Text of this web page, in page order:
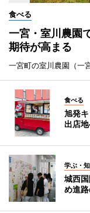
食べる
一宮・室川農園
期待が高まる
一宮町の室川農園（一
食べる
旭発
出店
学ぶ・
城西
め進